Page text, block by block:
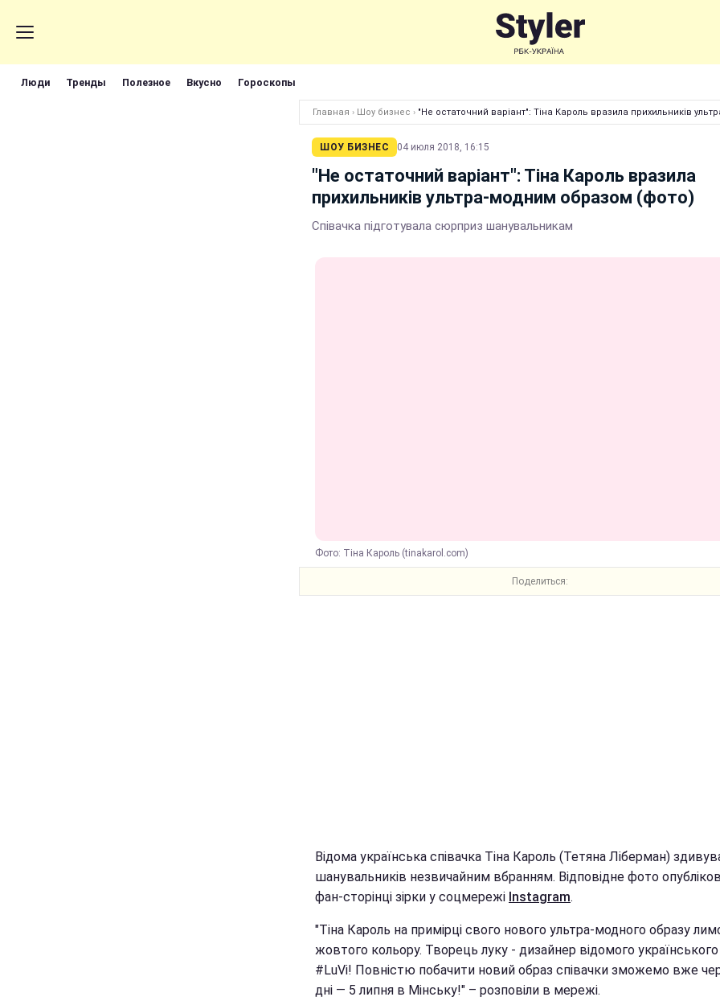
Люди Тренды Полезное Вкусно Гороскопы
Главная › Шоу бизнес › "Не остаточний варіант": Тіна Кароль вразила прихильників
ШОУ БИЗНЕС 04 июля 2018, 16:15
"Не остаточний варіант": Тіна Кароль вразила
прихильників ультра-модним образом (фото)
Співачка підготувала сюрприз шанувальникам
Фото: Тіна Кароль (tinakarol.com)
Поделиться:
Відома українська співачка Тіна Кароль (Тетяна Ліберман)
шанувальників незвичайним вбранням. Відповідне фото
фан-сторінці зірки у соцмережі Instagram.
"Тіна Кароль на примірці свого нового ультра-модного образу
жовтого кольору. Творець луку - дизайнер відомого
#LuVi! Повністю побачити новий образ співачки зможемо вже
дні — 5 липня в Мінську!" – розповіли в мережі.